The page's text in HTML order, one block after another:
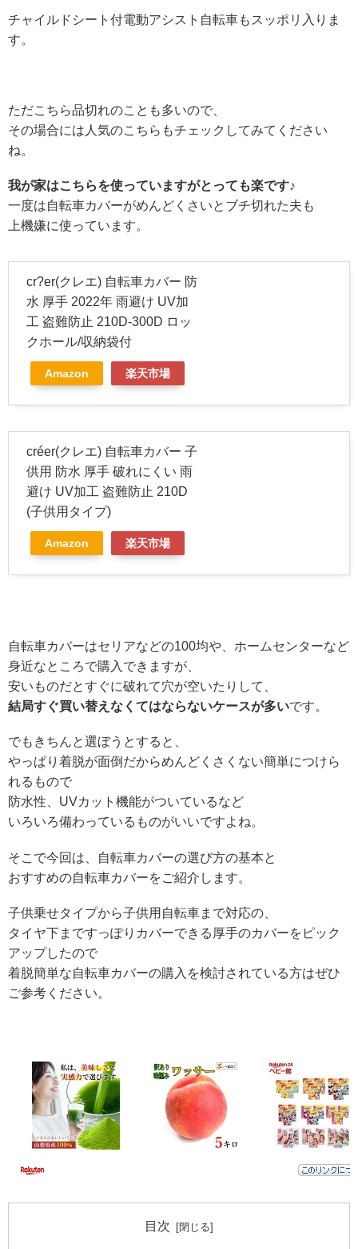
チャイルドシート付電動アシスト自転車もスッポリ入りま
す。
ただこちら品切れのことも多いので、
その場合には人気のこちらもチェックしてみてください
ね。
我が家はこちらを使っていますがとっても楽です♪
一度は自転車カバーがめんどくさいとブチ切れた夫も
上機嫌に使っています。
cr?er(クレエ) 自転車カバー 防
水 厚手 2022年 雨避け UV加
工 盗難防止 210D-300D ロッ
クホール/収納袋付
Amazon 楽天市場
créer(クレエ) 自転車カバー 子
供用 防水 厚手 破れにくい 雨
避け UV加工 盗難防止 210D
(子供用タイプ)
Amazon 楽天市場
自転車カバーはセリアなどの100均や、ホームセンターなど
身近なところで購入できますが、
安いものだとすぐに破れて穴が空いたりして、
結局すぐ買い替えなくてはならないケースが多いです。
でもきちんと選ぼうとすると、
やっぱり着脱が面倒だからめんどくさくない簡単につけら
れるもので
防水性、UVカット機能がついているなど
いろいろ備わっているものがいいですよね。
そこで今回は、自転車カバーの選び方の基本と
おすすめの自転車カバーをご紹介します。
子供乗せタイプから子供用自転車まで対応の、
タイヤ下まですっぽりカバーできる厚手のカバーをピック
アップしたので
着脱簡単な自転車カバーの購入を検討されている方はぜひ
ご参考ください。
目次